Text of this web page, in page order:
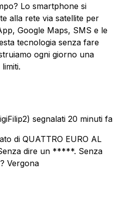
Lo smartphone si
alla rete via satellite per
Google Maps, SMS e le
tecnologia senza fare
ogni giorno una
segnalati 20 minuti fa
di QUATTRO EURO AL
dire un *****. Senza
Vergona